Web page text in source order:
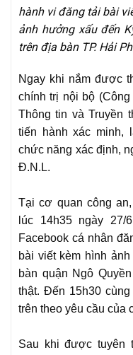
hành vi đăng tải bài
ảnh hưởng xấu đến
trên địa bàn TP. Hải
Ngay khi nắm được
chính trị nội bộ
Thông tin và Truyền
tiến hành xác minh,
chức năng xác định,
Đ.N.L.
Tại cơ quan công
lúc 14h35 ngày
Facebook cá nhân
bài viết kèm hình
bàn quận Ngô
thật. Đến 15h30
trên theo yêu cầu của
Sau khi được tuyên